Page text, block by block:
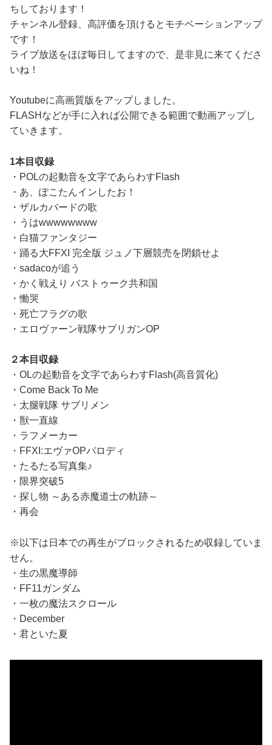
ちしております！
チャンネル登録、高評価を頂けるとモチベーションアップ
です！
ライブ放送をほぼ毎日してますので、是非見に来てくださ
いね！
Youtubeに高画質版をアップしました。
FLASHなどが手に入れば公開できる範囲で動画アップし
ていきます。
1本目収録
・POLの起動音を文字であらわすFlash
・あ、ぽこたんインしたお！
・ザルカバードの歌
・うはwwwwwwww
・白猫ファンタジー
・踊る大FFXI 完全版 ジュノ下層競売を閉鎖せよ
・sadacoが追う
・かく戦えり バストゥーク共和国
・慟哭
・死亡フラグの歌
・エロヴァーン戦隊サブリガンOP
２本目収録
・OLの起動音を文字であらわすFlash(高音質化)
・Come Back To Me
・太腿戦隊 サブリメン
・獣一直線
・ラフメーカー
・FFXI:エヴァOPパロディ
・たるたる写真集♪
・限界突破5
・探し物 ～ある赤魔道士の軌跡～
・再会
※以下は日本での再生がブロックされるため収録していま
せん。
・生の黒魔導師
・FF11ガンダム
・一枚の魔法スクロール
・December
・君といた夏